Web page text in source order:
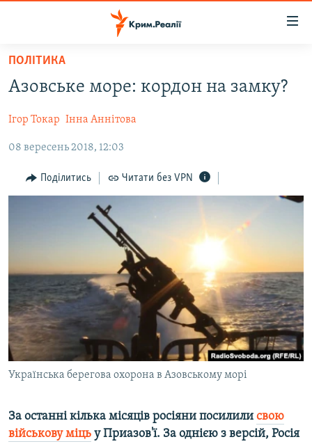
Перейти
основного
Перейти
до
навігації
Перейти
ВІДЕО ТА ФОТО
ПОЛІТИКА
БЛОГИ
ПОГЛЯД
СПЕЦПРОЕКТИ
ДЕПОРТАЦІЯ
ВІДЕОУРОКИ «ELIFBE»
СВІДЧЕННЯ ОКУПАЦІЇ
УКРАЇНСЬКА ПРОБЛЕМА КРИМУ
ЯК ОБІЙТИ БЛОКУВАННЯ
Русский
Qırımtatar
ПОЛІТИКА
Азовське море: кордон на замку?
Ігор Токар Інна Аннітова
08 вересень 2018, 12:03
Поділитись Читати без VPN
Українська берегова охорона в Азовському морі
За останні кілька місяців росіяни посилили свою
військову міць у Приазов'ї. За однією з версій, Росія